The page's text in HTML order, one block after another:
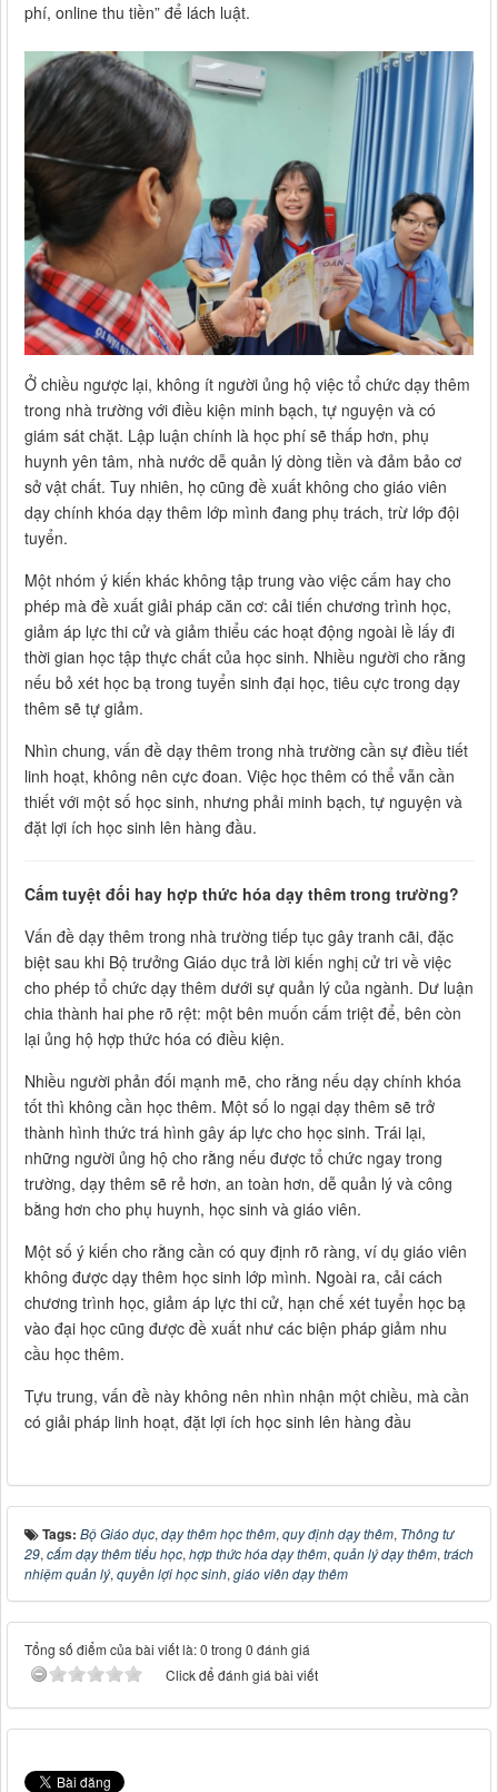
phí, online thu tiền” để lách luật.
Ở chiều ngược lại, không ít người ủng hộ việc tổ chức dạy thêm
trong nhà trường với điều kiện minh bạch, tự nguyện và có
giám sát chặt. Lập luận chính là học phí sẽ thấp hơn, phụ
huynh yên tâm, nhà nước dễ quản lý dòng tiền và đảm bảo cơ
sở vật chất. Tuy nhiên, họ cũng đề xuất không cho giáo viên
dạy chính khóa dạy thêm lớp mình đang phụ trách, trừ lớp đội
tuyển.
Một nhóm ý kiến khác không tập trung vào việc cấm hay cho
phép mà đề xuất giải pháp căn cơ: cải tiến chương trình học,
giảm áp lực thi cử và giảm thiểu các hoạt động ngoài lề lấy đi
thời gian học tập thực chất của học sinh. Nhiều người cho rằng
nếu bỏ xét học bạ trong tuyển sinh đại học, tiêu cực trong dạy
thêm sẽ tự giảm.
Nhìn chung, vấn đề dạy thêm trong nhà trường cần sự điều tiết
linh hoạt, không nên cực đoan. Việc học thêm có thể vẫn cần
thiết với một số học sinh, nhưng phải minh bạch, tự nguyện và
đặt lợi ích học sinh lên hàng đầu.
Cấm tuyệt đối hay hợp thức hóa dạy thêm trong trường?
Vấn đề dạy thêm trong nhà trường tiếp tục gây tranh cãi, đặc
biệt sau khi Bộ trưởng Giáo dục trả lời kiến nghị cử tri về việc
cho phép tổ chức dạy thêm dưới sự quản lý của ngành. Dư luận
chia thành hai phe rõ rệt: một bên muốn cấm triệt để, bên còn
lại ủng hộ hợp thức hóa có điều kiện.
Nhiều người phản đối mạnh mẽ, cho rằng nếu dạy chính khóa
tốt thì không cần học thêm. Một số lo ngại dạy thêm sẽ trở
thành hình thức trá hình gây áp lực cho học sinh. Trái lại,
những người ủng hộ cho rằng nếu được tổ chức ngay trong
trường, dạy thêm sẽ rẻ hơn, an toàn hơn, dễ quản lý và công
bằng hơn cho phụ huynh, học sinh và giáo viên.
Một số ý kiến cho rằng cần có quy định rõ ràng, ví dụ giáo viên
không được dạy thêm học sinh lớp mình. Ngoài ra, cải cách
chương trình học, giảm áp lực thi cử, hạn chế xét tuyển học bạ
vào đại học cũng được đề xuất như các biện pháp giảm nhu
cầu học thêm.
Tựu trung, vấn đề này không nên nhìn nhận một chiều, mà cần
có giải pháp linh hoạt, đặt lợi ích học sinh lên hàng đầu
Tags: Bộ Giáo dục, dạy thêm học thêm, quy định dạy thêm, Thông tư
29, cấm dạy thêm tiểu học, hợp thức hóa dạy thêm, quản lý dạy thêm, trách
nhiệm quản lý, quyền lợi học sinh, giáo viên dạy thêm
Tổng số điểm của bài viết là: 0 trong 0 đánh giá
Click để đánh giá bài viết